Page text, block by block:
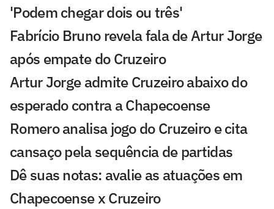
'Podem chegar dois ou três'
Fabrício Bruno revela fala de Artur Jorge
após empate do Cruzeiro
Artur Jorge admite Cruzeiro abaixo do
esperado contra a Chapecoense
Romero analisa jogo do Cruzeiro e cita
cansaço pela sequência de partidas
Dê suas notas: avalie as atuações em
Chapecoense x Cruzeiro